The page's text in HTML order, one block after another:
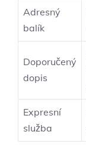
Adresný
balík
Doporučený
dopis
Expresní
služba